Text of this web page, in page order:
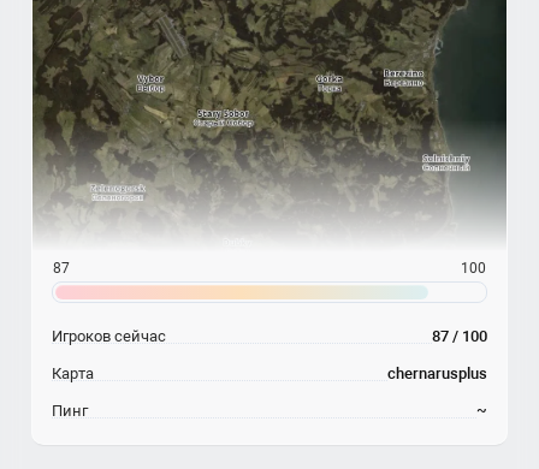
87 100
Игроков сейчас 87 / 100
Карта chernarusplus
Пинг ~